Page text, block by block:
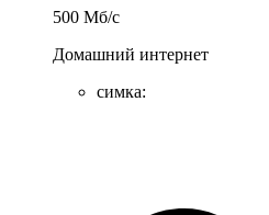
500 Мб/c
Домашний интернет
симка: